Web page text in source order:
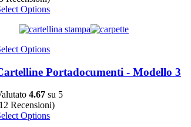
Options
Options
Portadocumenti - Modello 3
4.67 su 5
Recensioni)
Options